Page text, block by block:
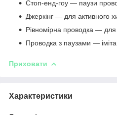
Стоп-енд-гоу — паузи
Джеркінг — для активного
Рівномірна проводка —
Проводка з паузами —
Приховати
Характеристики